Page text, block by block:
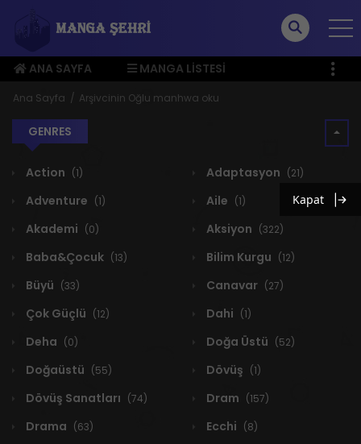
ANA SAYFA
MANGA LISTESI
ÜYE MENÜSÜ
Ana Sayfa Arşivcinin Oğlu manhwa oku
GENRES
Action (1) Adaptasyon (21)
Adventure (1) Aile (1)
Akademi (0) Aksiyon (322)
Baba&Çocuk (13) Bilim Kurgu (12)
Büyü (33) Canavar (27)
Çok Güçlü (12) Dahi (1)
Deha (0) Doğa Üstü (52)
Doğaüstü (55) Dövüş (1)
Dövüş Sanatları (74) Dram (157)
Drama (63) Ecchi (8)
Kapat